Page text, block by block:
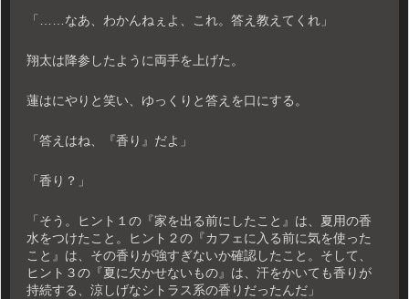
「……なあ、わかんねぇよ、これ。答え教えてくれ」
翔太は降参したように両手を上げた。
蓮はにやりと笑い、ゆっくりと答えを口にする。
「答えはね、『香り』だよ」
「香り？」
「そう。ヒント１の『家を出る前にしたこと』は、夏用の香
水をつけたこと。ヒント２の『カフェに入る前に気を使った
こと』は、その香りが強すぎないか確認したこと。そして、
ヒント３の『夏に欠かせないもの』は、汗をかいても香りが
持続する、涼しげなシトラス系の香りだったんだ」